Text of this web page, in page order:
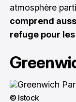
atmosphère
comprend
refuge pour
© Istock